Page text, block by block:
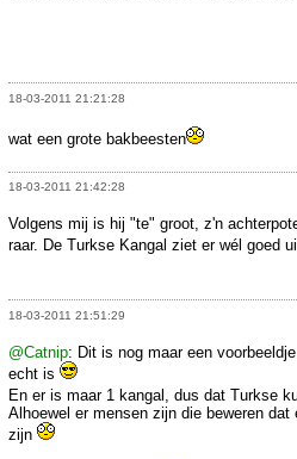
18-03-2011 21:21:28
wat een grote bakbeesten
18-03-2011 21:42:28
Volgens mij is hij "te" groot, z'n
raar. De Turkse Kangal ziet er wél goed
18-03-2011 21:51:29
@Catnip: Dit is nog maar een
echt is
En er is maar 1 kangal, dus dat Turkse
Alhoewel er mensen zijn die beweren dat
zijn